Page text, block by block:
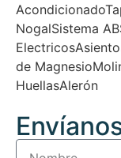
Acondicionado
NogalSistema
Electricos
de Magnesio
HuellasAlerón